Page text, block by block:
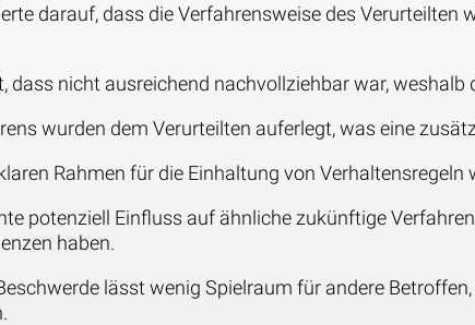
darauf, dass die Verfahrensweise des
dass nicht ausreichend nachvollziehbar war,
wurden dem Verurteilten auferlegt, was eine
Rahmen für die Einhaltung von
potenziell Einfluss auf ähnliche zukünftige
haben.
lässt wenig Spielraum für andere